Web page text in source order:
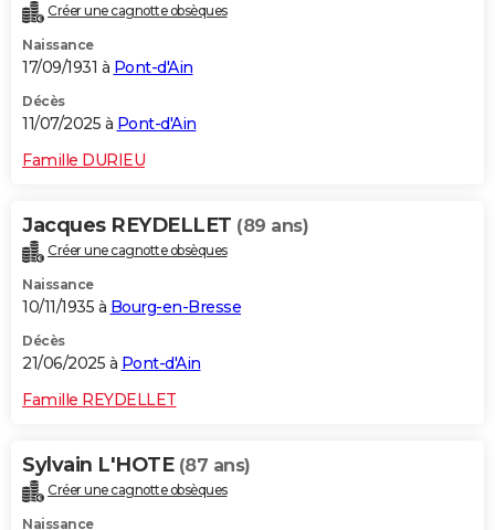
Créer une cagnotte obsèques
Naissance
17/09/1931 à Pont-d'Ain
Décès
11/07/2025 à Pont-d'Ain
Famille DURIEU
Jacques REYDELLET (89 ans)
Créer une cagnotte obsèques
Naissance
10/11/1935 à Bourg-en-Bresse
Décès
21/06/2025 à Pont-d'Ain
Famille REYDELLET
Sylvain L'HOTE (87 ans)
Créer une cagnotte obsèques
Naissance